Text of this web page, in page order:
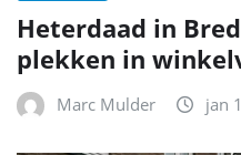
Heterdaad in
plekken in
Marc Mulder jan